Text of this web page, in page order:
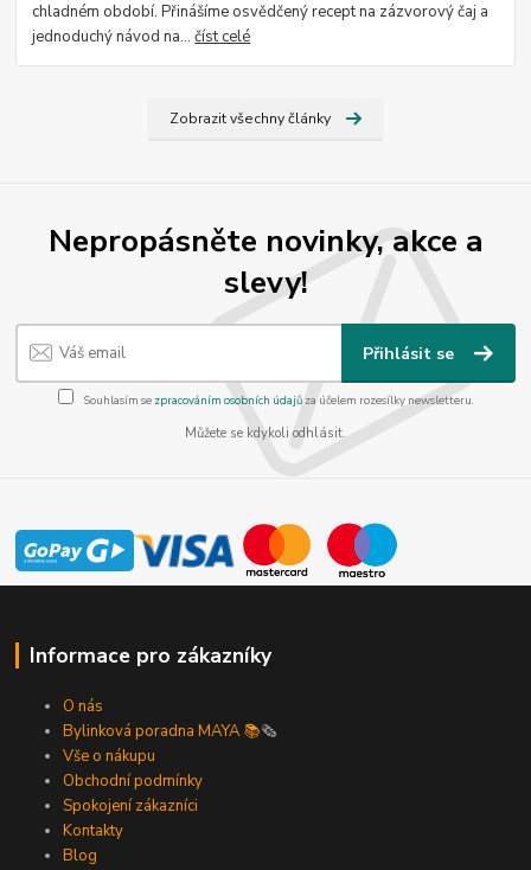
chladném období. Přinášíme osvědčený recept na zázvorový čaj a
jednoduchý návod na...číst celé
Zobrazit všechny články
Nepropásněte novinky, akce a
slevy!
Přihlásit se
Souhlasím se zpracováním osobních údajůza účelem rozesílky newsletteru.
Můžete se kdykoli odhlásit.
Informace pro zákazníky
O nás
Bylinková poradna MAYA 📚🗞️
Vše o nákupu
Obchodní podmínky
Spokojení zákazníci
Kontakty
Blog